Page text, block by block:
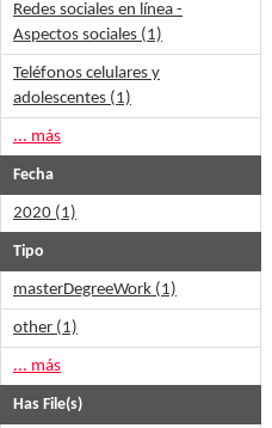
Redes sociales en línea -
Aspectos sociales (1)
Teléfonos celulares y
adolescentes (1)
... más
Fecha
2020 (1)
Tipo
masterDegreeWork (1)
other (1)
... más
Has File(s)